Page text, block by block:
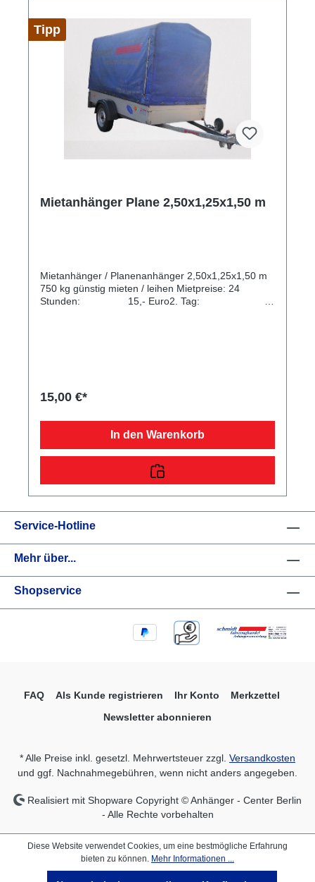
Tipp
Mietanhänger Plane 2,50x1,25x1,50 m
Mietanhänger / Planenanhänger 2,50x1,25x1,50 m
750 kg günstig mieten / leihen Mietpreise: 24
Stunden: 15,- Euro2. Tag:
Reinigungspauschale von 12,50 Euro. Eine
allgemeinen Geschäfts- und Vertragsbedingungen
per E-mail oder Telefax gilt nach unserer
berechnen wir eine Gebühr in Höhe von 25 % der
Autotrailer Gurt für Mietzeitraum 0,00 3,50 1 Adapter
für Mietzeitraum 5,00 0,00 1 Auffahrschiene für
Mietzeitraum 50,00 5,00 Flachplane für
25,00 0,00 Laubnetz für Mietzeitraum 0,00 2,50
15,00 €*
In den Warenkorb
Service-Hotline
Mehr über...
Shopservice
FAQ Als Kunde registrieren Ihr Konto
Merkzettel
Newsletter abonnieren
* Alle Preise inkl. gesetzl. Mehrwertsteuer zzgl. Versandkosten
und ggf. Nachnahmegebühren, wenn nicht anders angegeben.
Realisiert mit Shopware Copyright © Anhänger - Center Berlin
- Alle Rechte vorbehalten
Diese Website verwendet Cookies, um eine bestmögliche Erfahrung
bieten zu können. Mehr Informationen ...